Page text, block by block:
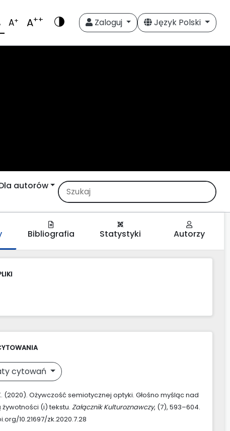
A+ A++ Zaloguj Język Polski
autorów
Bibliografia Statystyki Autorzy
cytowań
(2020). Ożywczość semiotycznej optyki. Głośno myśląc nad
(i) tekstu. Załącznik Kulturoznawczy, (7), 593–604.
10.21697/zk.2020.7.28